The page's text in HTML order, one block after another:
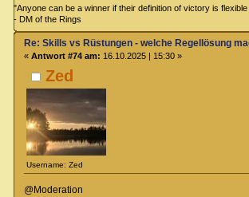
"Anyone can be a winner if their definition of victory is
- DM of the Rings
Zed
Username: Zed
Re: Skills vs Rüstungen - welche Regellösung
« Antwort #74 am: 16.10.2025 | 15:30 »
@Moderation